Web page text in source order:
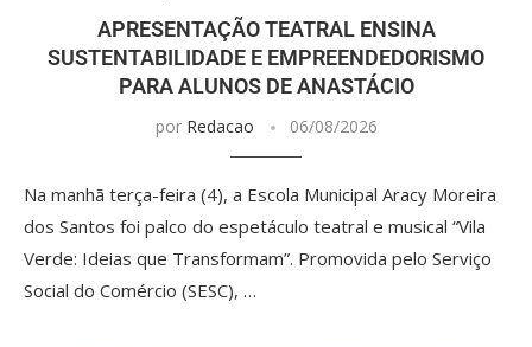
APRESENTAÇÃO TEATRAL ENSINA
SUSTENTABILIDADE E EMPREENDEDORISMO
PARA ALUNOS DE ANASTÁCIO
por Redacao 06/08/2026
Na manhã terça-feira (4), a Escola Municipal Aracy Moreira
dos Santos foi palco do espetáculo teatral e musical “Vila
Verde: Ideias que Transformam”. Promovida pelo Serviço
Social do Comércio (SESC), …